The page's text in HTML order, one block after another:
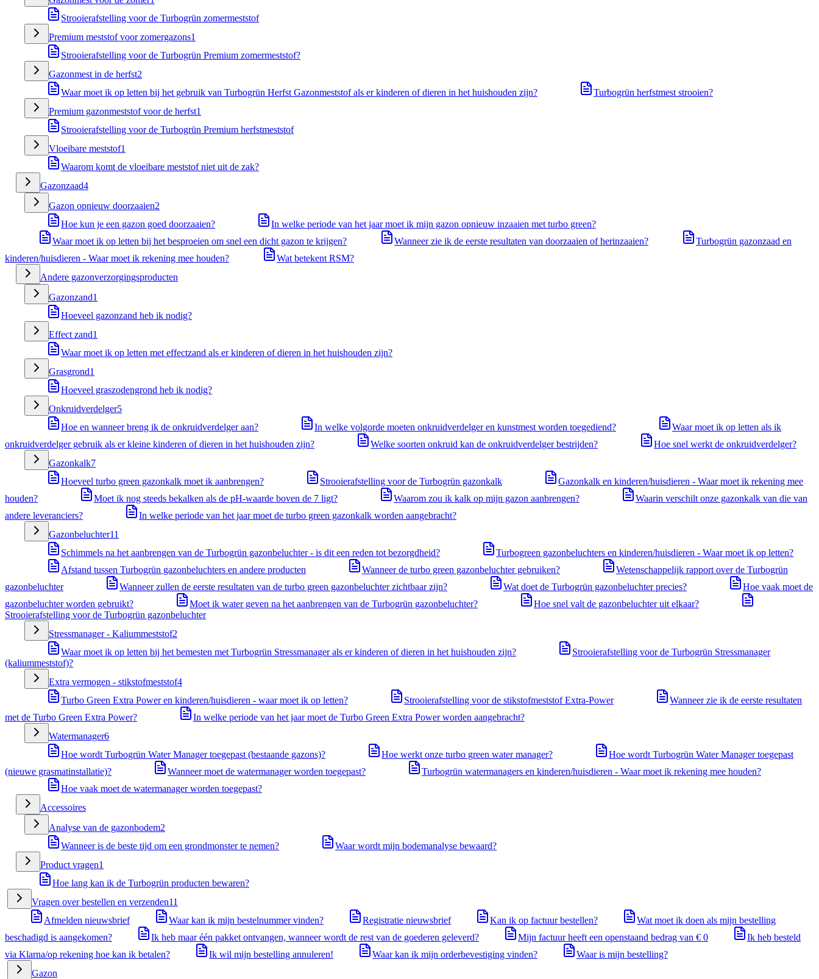
Strooierafstelling voor de Turbogrün zomermeststof
Premium meststof voor zomergazons1
Strooierafstelling voor de Turbogrün Premium zomermeststof?
Gazonmest in de herfst2
Waar moet ik op letten bij het gebruik van Turbogrün Herfst Gazonmeststof als er kinderen of dieren in het huishouden zijn?
Turbogrün herfstmest strooien?
Premium gazonmeststof voor de herfst1
Strooierafstelling voor de Turbogrün Premium herfstmeststof
Vloeibare meststof1
Waarom komt de vloeibare meststof niet uit de zak?
Gazonzaad4
Gazon opnieuw doorzaaien2
Hoe kun je een gazon goed doorzaaien?
In welke periode van het jaar moet ik mijn gazon opnieuw inzaaien met turbo green?
Waar moet ik op letten bij het besproeien om snel een dicht gazon te krijgen?
Wanneer zie ik de eerste resultaten van doorzaaien of herinzaaien?
Turbogrün gazonzaad en
kinderen/huisdieren - Waar moet ik rekening mee houden?
Wat betekent RSM?
Andere gazonverzorgingsproducten
Gazonzand1
Hoeveel gazonzand heb ik nodig?
Effect zand1
Waar moet ik op letten met effectzand als er kinderen of dieren in het huishouden zijn?
Grasgrond1
Hoeveel graszodengrond heb ik nodig?
Onkruidverdelger5
Hoe en wanneer breng ik de onkruidverdelger aan?
In welke volgorde moeten onkruidverdelger en kunstmest worden toegediend?
Waar moet ik op letten als ik
onkruidverdelger gebruik als er kleine kinderen of dieren in het huishouden zijn?
Welke soorten onkruid kan de onkruidverdelger bestrijden?
Hoe snel werkt de onkruidverdelger?
Gazonkalk7
Hoeveel turbo green gazonkalk moet ik aanbrengen?
Strooierafstelling voor de Turbogrün gazonkalk
Gazonkalk en kinderen/huisdieren - Waar moet ik rekening mee
houden?
Moet ik nog steeds bekalken als de pH-waarde boven de 7 ligt? Waarom zou ik kalk op mijn gazon aanbrengen?
Waarin verschilt onze gazonkalk van die van
andere leveranciers?
In welke periode van het jaar moet de turbo green gazonkalk worden aangebracht?
Gazonbeluchter11
Schimmels na het aanbrengen van de Turbogrün gazonbeluchter - is dit een reden tot bezorgdheid?
Turbogreen gazonbeluchters en kinderen/huisdieren - Waar moet ik op letten?
Afstand tussen Turbogrün gazonbeluchters en andere producten
Wanneer de turbo green gazonbeluchter gebruiken?
Wetenschappelijk rapport over de Turbogrün
gazonbeluchter
Wanneer zullen de eerste resultaten van de turbo green gazonbeluchter zichtbaar zijn? Wat doet de Turbogrün gazonbeluchter precies?
Hoe vaak moet de
gazonbeluchter worden gebruikt?
Moet ik water geven na het aanbrengen van de Turbogrün gazonbeluchter?
Hoe snel valt de gazonbeluchter uit elkaar?
Strooierafstelling voor de Turbogrün gazonbeluchter
Stressmanager - Kaliummeststof2
Waar moet ik op letten bij het bemesten met Turbogrün Stressmanager als er kinderen of dieren in het huishouden zijn?
Strooierafstelling voor de Turbogrün Stressmanager
(kaliummeststof)?
Extra vermogen - stikstofmeststof4
Turbo Green Extra Power en kinderen/huisdieren - waar moet ik op letten?
Strooierafstelling voor de stikstofmeststof Extra-Power
Wanneer zie ik de eerste resultaten
met de Turbo Green Extra Power?
In welke periode van het jaar moet de Turbo Green Extra Power worden aangebracht?
Watermanager6
Hoe wordt Turbogrün Water Manager toegepast (bestaande gazons)?
Hoe werkt onze turbo green water manager?
Hoe wordt Turbogrün Water Manager toegepast
(nieuwe grasmatinstallatie)?
Wanneer moet de watermanager worden toegepast?
Turbogrün watermanagers en kinderen/huisdieren - Waar moet ik rekening mee houden?
Hoe vaak moet de watermanager worden toegepast?
Accessoires
Analyse van de gazonbodem2
Wanneer is de beste tijd om een grondmonster te nemen?
Waar wordt mijn bodemanalyse bewaard?
Product vragen1
Hoe lang kan ik de Turbogrün producten bewaren?
Vragen over bestellen en verzenden11
Afmelden nieuwsbrief
Waar kan ik mijn bestelnummer vinden? Registratie nieuwsbrief Kan ik op factuur bestellen?
Wat moet ik doen als mijn bestelling
beschadigd is aangekomen?
Ik heb maar één pakket ontvangen, wanneer wordt de rest van de goederen geleverd? Mijn factuur heeft een openstaand bedrag van € 0
Ik heb besteld
via Klarna/op rekening hoe kan ik betalen?
Ik wil mijn bestelling annuleren! Waar kan ik mijn orderbevestiging vinden?
Waar is mijn bestelling?
Gazon